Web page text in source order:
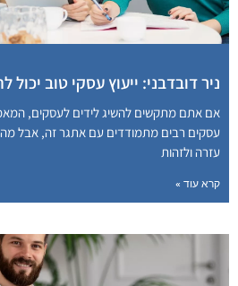
ניר דובדבני: ייעוץ עסקי טוב יכול
אם אתם מתקשים להשיג לידים לעסקים,
עסקים רבים מתמודדים עם אתגר זה, אבל
עזרה ולזהות
קרא עוד »